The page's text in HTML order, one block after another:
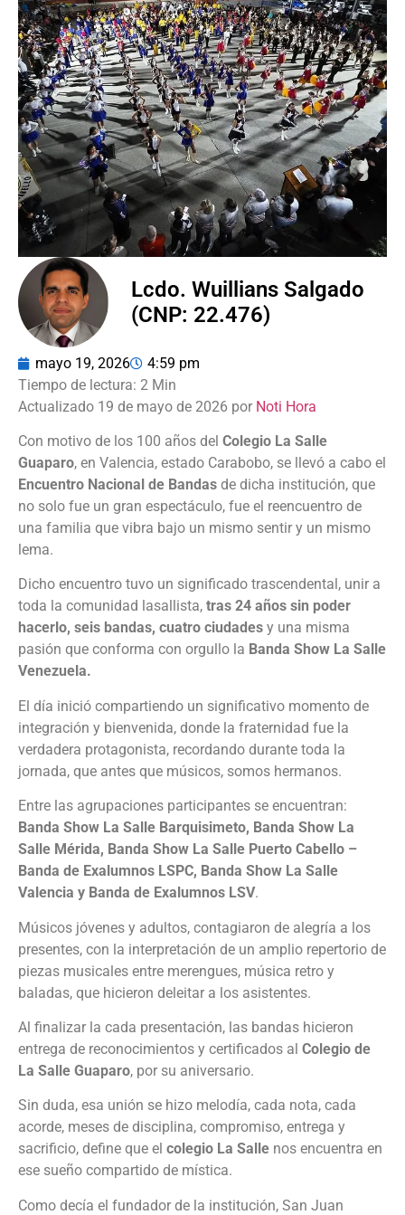
Lcdo. Wuillians Salgado
(CNP: 22.476)
mayo 19, 2026 4:59 pm
Actualizado 19 de mayo de 2026 por Noti Hora
Con motivo de los 100 años del Colegio La Salle
Guaparo, en Valencia, estado Carabobo, se llevó a cabo el
Encuentro Nacional de Bandas de dicha institución, que
no solo fue un gran espectáculo, fue el reencuentro de
una familia que vibra bajo un mismo sentir y un mismo
lema.
Dicho encuentro tuvo un significado trascendental, unir a
toda la comunidad lasallista, tras 24 años sin poder
hacerlo, seis bandas, cuatro ciudades y una misma
pasión que conforma con orgullo la Banda Show La Salle
Venezuela.
El día inició compartiendo un significativo momento de
integración y bienvenida, donde la fraternidad fue la
verdadera protagonista, recordando durante toda la
jornada, que antes que músicos, somos hermanos.
Entre las agrupaciones participantes se encuentran:
Banda Show La Salle Barquisimeto, Banda Show La
Salle Mérida, Banda Show La Salle Puerto Cabello –
Banda de Exalumnos LSPC, Banda Show La Salle
Valencia y Banda de Exalumnos LSV.
Músicos jóvenes y adultos, contagiaron de alegría a los
presentes, con la interpretación de un amplio repertorio de
piezas musicales entre merengues, música retro y
baladas, que hicieron deleitar a los asistentes.
Al finalizar la cada presentación, las bandas hicieron
entrega de reconocimientos y certificados al Colegio de
La Salle Guaparo, por su aniversario.
Sin duda, esa unión se hizo melodía, cada nota, cada
acorde, meses de disciplina, compromiso, entrega y
sacrificio, define que el colegio La Salle nos encuentra en
ese sueño compartido de mística.
Como decía el fundador de la institución, San Juan